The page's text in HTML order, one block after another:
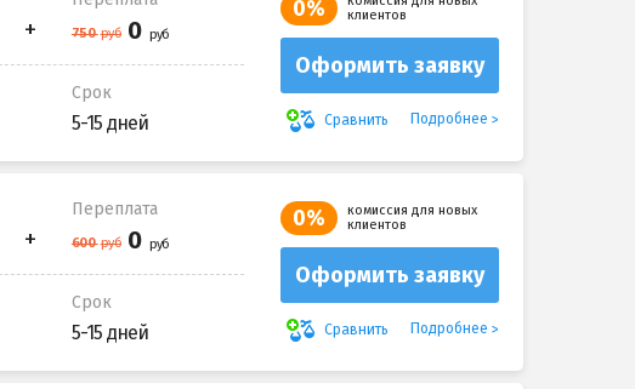
Срок
5-15 дней
0%
клиентов
Оформить заявку
Сравнить Подробнее
Переплата
Срок
5-15 дней
0%
комиссия для новых
клиентов
Оформить заявку
Сравнить Подробнее